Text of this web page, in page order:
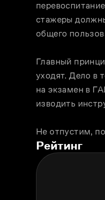
стажеры
общего
Главный
уходят. Дело в
на экзамен в
изводить
Не отпустим,
Рейтинг